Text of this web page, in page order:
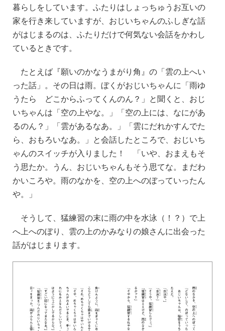
暮らしをしています。ふたりはしょっちゅうお互いの
家を行き来していますが、おじいちゃんのふしぎな話
がはじまるのは、ふたりだけで何気ない会話をかわし
ているときです。
たとえば『願いのかなうまがり角』の「雲の上へい
った話」。その日は雨。ぼくがおじいちゃんに「雨ゆ
うたら どこからふってくんのん？」と聞くと、おじ
いちゃんは「空の上やな。」「空の上には、なにがあ
るのん？」「雲があるなあ。」「雲にだれかすんでた
ら、おもろいなあ。」と会話したところで、おじいち
ゃんのスイッチが入りました！ 「いや、おまえもそ
う思たか。うん、おじいちゃんもそう思てな。まだわ
かいころや。雨のなかを、空の上へのぼっていったん
や。」
そうして、猛練習の末に雨の中を水泳（！？）で上
へ上へのぼり、雲の上のかみなりの娘さんに出会った
話がはじまります。